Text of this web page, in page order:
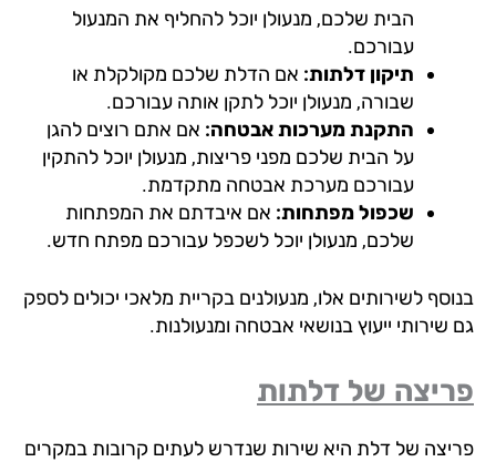
הבית שלכם, מנעולן יוכל להחליף את המנעול
עבורכם.
תיקון דלתות:אם הדלת שלכם מקולקלת או
שבורה, מנעולן יוכל לתקן אותה עבורכם.
התקנת מערכות אבטחה:אם אתם רוצים להגן
על הבית שלכם מפני פריצות, מנעולן יוכל להתקין
עבורכם מערכת אבטחה מתקדמת.
שכפול מפתחות:אם איבדתם את המפתחות
שלכם, מנעולן יוכל לשכפל עבורכם מפתח חדש.
לשירותים אלו, מנעולנים בקריית מלאכי יכולים לספק
שירותי ייעוץ בנושאי אבטחה ומנעולנות.
של דלתות
של דלת היא שירות שנדרש לעתים קרובות במקרים